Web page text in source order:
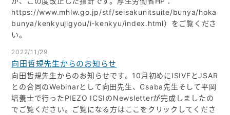
https://www.mhlw.go.jp/stf/seisakunitsuite/bunya/hoka
bunya/kenkyujigyou/i-kenkyu/index.html）をご覧くださ
い。
2022/11/29
向田哲規先生からのお知らせ
向田哲規先生からのお知らせです。10月初めにISIVFとJSAR
との合同のWebinarとして向田先生、Csaba先生そして平岡
培養士で行ったPIEZO ICSIのNewsletterが完成しましたの
でご覧ください。ご覧になる方はここをクリックしてくださ